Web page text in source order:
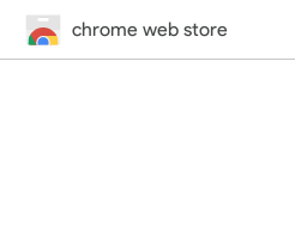
chrome web store